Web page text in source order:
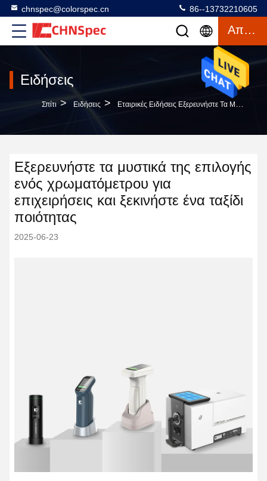
chnspec@colorspec.cn 86--13732210605
Απόσπασμα
Ειδήσεις
Σπίτι > Ειδήσεις > Εταιρικές Ειδήσεις Εξερευνήστε Τα Μυστικά Της Επιλογής Ενός Χρωματόμετρου Για Επιχειρήσεις Και Ξεκινήστε Ένα Ταξίδι Ποιότητας
Εξερευνήστε τα μυστικά της επιλογής
ενός χρωματόμετρου για
επιχειρήσεις και ξεκινήστε ένα ταξίδι
ποιότητας
2025-06-23